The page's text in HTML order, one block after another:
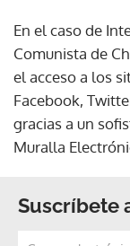
En el caso de
Comunista de
el acceso a los
Facebook,
gracias a un
Muralla
Suscríbete